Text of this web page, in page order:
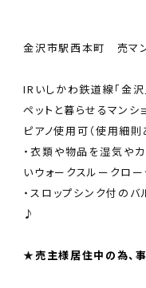
スタッフ紹介
お知らせ
コンタク
金沢市駅西本町 売マ
IRいしかわ鉄道線「金沢
ペットと暮らせるマンシ
ピアノ使用可（使用細則
・衣類や物品を湿気や
いウォークスルークロー
・スロップシンク付の
♪
★売主様居住中の為、